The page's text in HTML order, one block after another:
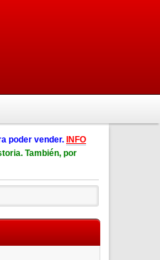
poder vender. INFO
También, por